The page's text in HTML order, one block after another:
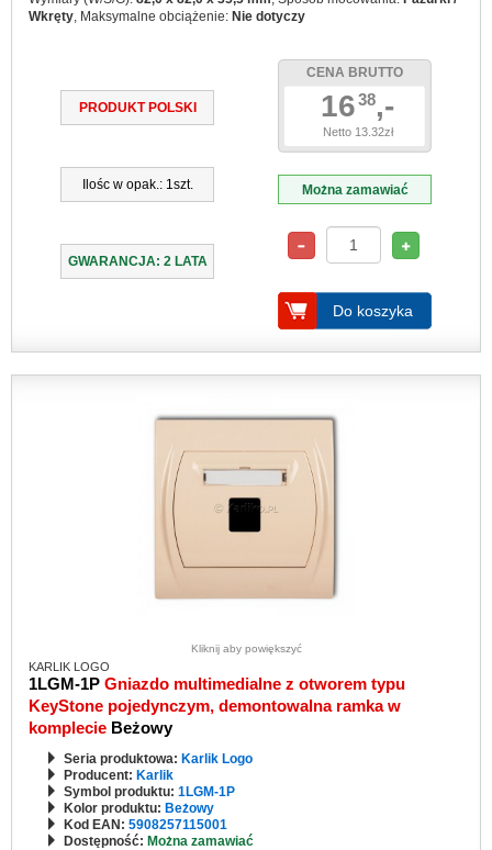
Wkręty, Maksymalne obciążenie: Nie dotyczy
PRODUKT POLSKI
Ilośc w opak.: 1szt.
GWARANCJA: 2 LATA
CENA BRUTTO
1638,-
Netto 13.32zł
Można zamawiać
Do koszyka
Kliknij aby powiększyć
KARLIK LOGO
1LGM-1P Gniazdo multimedialne z otworem typu
KeyStone pojedynczym, demontowalna ramka w
komplecie Beżowy
Seria produktowa: Karlik Logo
Producent: Karlik
Symbol produktu: 1LGM-1P
Kolor produktu: Beżowy
Kod EAN: 5908257115001
Dostępność: Można zamawiać